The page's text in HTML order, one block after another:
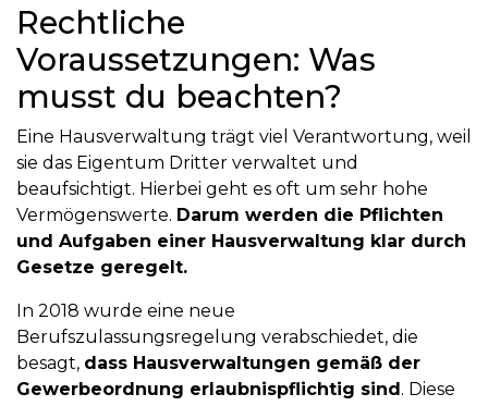
Rechtliche
Voraussetzungen: Was
musst du beachten?
Eine Hausverwaltung trägt viel Verantwortung, weil
sie das Eigentum Dritter verwaltet und
beaufsichtigt. Hierbei geht es oft um sehr hohe
Vermögenswerte. Darum werden die Pflichten
und Aufgaben einer Hausverwaltung klar durch
Gesetze geregelt.
In 2018 wurde eine neue
Berufszulassungsregelung verabschiedet, die
besagt, dass Hausverwaltungen gemäß der
Gewerbeordnung erlaubnispflichtig sind . Diese